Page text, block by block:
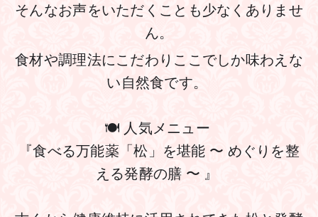
そんなお声をいただくことも少なくありませ
ん。
食材や調理法にこだわりここでしか味わえな
い自然食です。
🍽 人気メニュー
『食べる万能薬「松」を堪能 〜 めぐりを整
える発酵の膳 〜 』